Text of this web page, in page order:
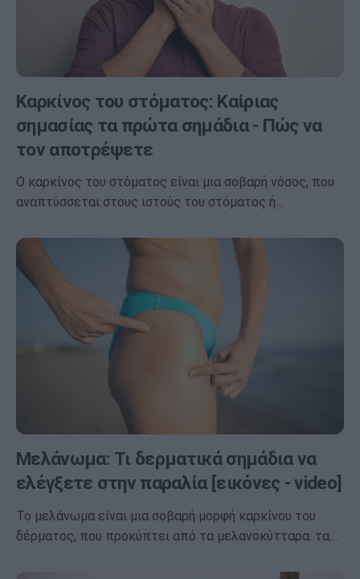
Καρκίνος του στόματος: Καίριας
σημασίας τα πρώτα σημάδια - Πώς να
τον αποτρέψετε
Ο καρκίνος του στόματος είναι μια σοβαρή νόσος, που
αναπτύσσεται στους ιστούς του στόματος ή…
Μελάνωμα: Τι δερματικά σημάδια να
ελέγξετε στην παραλία [εικόνες - video]
Το μελάνωμα είναι μια σοβαρή μορφή καρκίνου του
δέρματος, που προκύπτει από τα μελανοκύτταρα: τα…